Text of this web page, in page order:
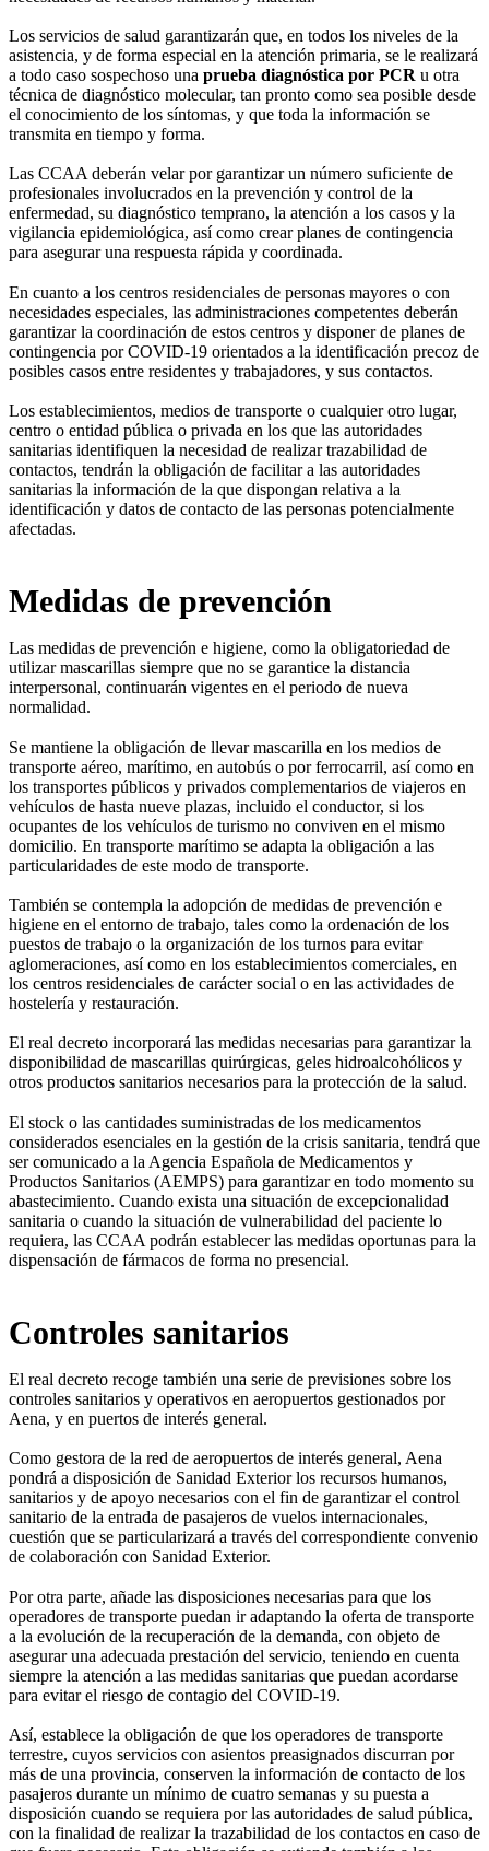
Los servicios de salud garantizarán que, en todos los niveles de la
asistencia, y de forma especial en la atención primaria, se le realizará
a todo caso sospechoso una prueba diagnóstica por PCR u otra
técnica de diagnóstico molecular, tan pronto como sea posible desde
el conocimiento de los síntomas, y que toda la información se
transmita en tiempo y forma.
Las CCAA deberán velar por garantizar un número suficiente de
profesionales involucrados en la prevención y control de la
enfermedad, su diagnóstico temprano, la atención a los casos y la
vigilancia epidemiológica, así como crear planes de contingencia
para asegurar una respuesta rápida y coordinada.
En cuanto a los centros residenciales de personas mayores o con
necesidades especiales, las administraciones competentes deberán
garantizar la coordinación de estos centros y disponer de planes de
contingencia por COVID-19 orientados a la identificación precoz de
posibles casos entre residentes y trabajadores, y sus contactos.
Los establecimientos, medios de transporte o cualquier otro lugar,
centro o entidad pública o privada en los que las autoridades
sanitarias identifiquen la necesidad de realizar trazabilidad de
contactos, tendrán la obligación de facilitar a las autoridades
sanitarias la información de la que dispongan relativa a la
identificación y datos de contacto de las personas potencialmente
afectadas.
Medidas de prevención
Las medidas de prevención e higiene, como la obligatoriedad de
utilizar mascarillas siempre que no se garantice la distancia
interpersonal, continuarán vigentes en el periodo de nueva
normalidad.
Se mantiene la obligación de llevar mascarilla en los medios de
transporte aéreo, marítimo, en autobús o por ferrocarril, así como en
los transportes públicos y privados complementarios de viajeros en
vehículos de hasta nueve plazas, incluido el conductor, si los
ocupantes de los vehículos de turismo no conviven en el mismo
domicilio. En transporte marítimo se adapta la obligación a las
particularidades de este modo de transporte.
También se contempla la adopción de medidas de prevención e
higiene en el entorno de trabajo, tales como la ordenación de los
puestos de trabajo o la organización de los turnos para evitar
aglomeraciones, así como en los establecimientos comerciales, en
los centros residenciales de carácter social o en las actividades de
hostelería y restauración.
El real decreto incorporará las medidas necesarias para garantizar la
disponibilidad de mascarillas quirúrgicas, geles hidroalcohólicos y
otros productos sanitarios necesarios para la protección de la salud.
El stock o las cantidades suministradas de los medicamentos
considerados esenciales en la gestión de la crisis sanitaria, tendrá que
ser comunicado a la Agencia Española de Medicamentos y
Productos Sanitarios (AEMPS) para garantizar en todo momento su
abastecimiento. Cuando exista una situación de excepcionalidad
sanitaria o cuando la situación de vulnerabilidad del paciente lo
requiera, las CCAA podrán establecer las medidas oportunas para la
dispensación de fármacos de forma no presencial.
Controles sanitarios
El real decreto recoge también una serie de previsiones sobre los
controles sanitarios y operativos en aeropuertos gestionados por
Aena, y en puertos de interés general.
Como gestora de la red de aeropuertos de interés general, Aena
pondrá a disposición de Sanidad Exterior los recursos humanos,
sanitarios y de apoyo necesarios con el fin de garantizar el control
sanitario de la entrada de pasajeros de vuelos internacionales,
cuestión que se particularizará a través del correspondiente convenio
de colaboración con Sanidad Exterior.
Por otra parte, añade las disposiciones necesarias para que los
operadores de transporte puedan ir adaptando la oferta de transporte
a la evolución de la recuperación de la demanda, con objeto de
asegurar una adecuada prestación del servicio, teniendo en cuenta
siempre la atención a las medidas sanitarias que puedan acordarse
para evitar el riesgo de contagio del COVID-19.
Así, establece la obligación de que los operadores de transporte
terrestre, cuyos servicios con asientos preasignados discurran por
más de una provincia, conserven la información de contacto de los
pasajeros durante un mínimo de cuatro semanas y su puesta a
disposición cuando se requiera por las autoridades de salud pública,
con la finalidad de realizar la trazabilidad de los contactos en caso de